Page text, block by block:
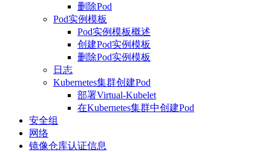
删除Pod
Pod实例模板
Pod实例模板概述
创建Pod实例模板
删除Pod实例模板
日志
Kubernetes集群创建Pod
部署Virtual-Kubelet
在Kubernetes集群中创建Pod
安全组
网络
镜像仓库认证信息